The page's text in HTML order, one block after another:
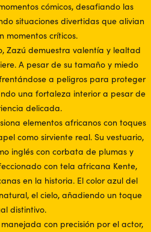
cómicos, desafiando las
situaciones divertidas que alivian
momentos críticos.
Zazú demuestra valentía y lealtad
A pesar de su tamaño y miedo
a peligros para proteger
una fortaleza interior a pesar de
delicada.
elementos africanos con toques
como sirviente real. Su vestuario,
inglés con corbata de plumas y
con tela africana Kente,
en la historia. El color azul del
el cielo, añadiendo un toque
distintivo.
con precisión por el actor,